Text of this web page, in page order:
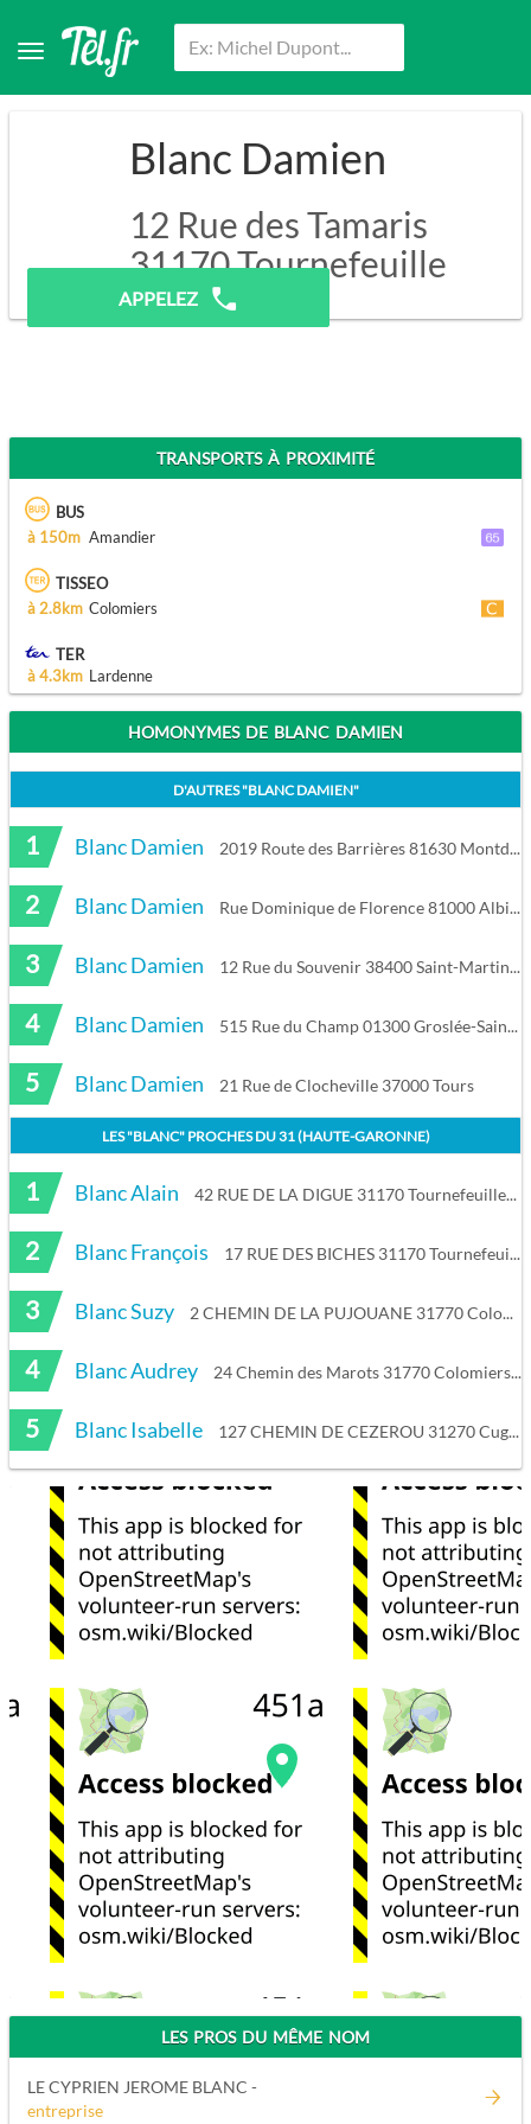
Blanc Damien
12 Rue des Tamaris
31170Tournefeuille
APPELEZ
TRANSPORTS À PROXIMITÉ
BUS
à 150m Amandier
TISSEO
à 2.8km Colomiers
TER
à 4.3km Lardenne
HOMONYMES DE BLANC DAMIEN
D'AUTRES "BLANC DAMIEN"
1 Blanc Damien 2019 Route des Barrières 81630 Montdurausse
2 Blanc Damien Rue Dominique de Florence 81000 Albi
3 Blanc Damien 12 Rue du Souvenir 38400 Saint-Martin-d'Hères
4 Blanc Damien 515 Rue du Champ 01300 Groslée-Saint-Benoit
5 Blanc Damien 21 Rue de Clocheville 37000 Tours
LES "BLANC" PROCHES DU31 (HAUTE-GARONNE)
1 Blanc Alain 42 RUE DE LA DIGUE 31170 Tournefeuille
2 Blanc François 17 RUE DES BICHES 31170 Tournefeuille
3 Blanc Suzy 2 CHEMIN DE LA PUJOUANE 31770 Colomiers
4 Blanc Audrey 24 Chemin des Marots 31770 Colomiers
5 Blanc Isabelle 127 CHEMIN DE CEZEROU 31270 Cugnaux
LES PROS DU MÊME NOM
LE CYPRIEN JEROME BLANC -
entreprise